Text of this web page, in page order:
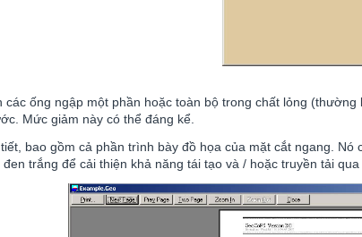
các ống ngập một phần hoặc toàn bộ trong chất lỏng
Mức giảm này có thể đáng kể.
bao gồm cả phần trình bày đồ họa của mặt cắt ngang.
trắng để cải thiện khả năng tái tạo và / hoặc truyền tải qua